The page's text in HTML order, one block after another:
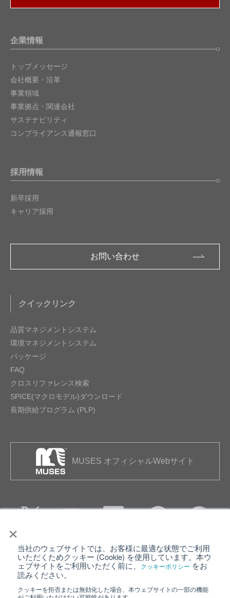
×
当社のウェブサイトでは、お客様に最適な状態でご利用
いただくためクッキー (Cookie) を使用しています。本ウ
ェブサイトをご利用いただく前に、
クッキーポリシー をお
読みください。
クッキーを拒否または無効化した場合、本ウェブサイトの一部の機能
企業情報
トップメッセージ
会社概要・沿革
事業領域
事業拠点・関連会社
サステナビリティ
コンプライアンス通報窓口
採用情報
新卒採用
キャリア採用
お問い合わせ
クイックリンク
品質マネジメントシステム
環境マネジメントシステム
パッケージ
FAQ
クロスリファレンス検索
SPICE(マクロモデル)ダウンロード
長期供給プログラム (PLP)
MUSES オフィシャルWebサイト
個人情報保護について ウェブサイト利用規約
クッキーポリシー
日清紡ホールディングス